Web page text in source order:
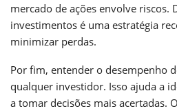
mercado de ações envolve riscos.
investimentos é uma estratégia
minimizar perdas.
Por fim, entender o desempenho
qualquer investidor. Isso ajuda a
a tomar decisões mais acertadas.